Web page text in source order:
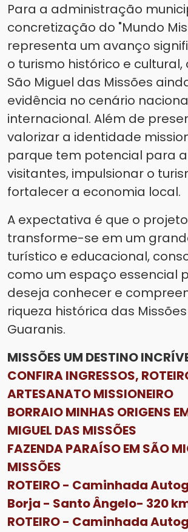
Para a administração
concretização do "Mundo
representa um avanço
o turismo histórico e
São Miguel das Missões
evidência no cenário
internacional. Além de
valorizar a identidade
parque tem potencial para
visitantes, impulsionar o
fortalecer a economia local.
A expectativa é que o projeto
transforme-se em um
turístico e educacional,
como um espaço essencial
deseja conhecer e
riqueza histórica das
Guaranis.
MISSÕES UM DESTINO
CONFIRA INGRESSOS,
ARTESANATO MISSIONEIRO
BORRAIO MINHAS ORIGENS
MIGUEL DAS MISSÕES
FAZENDA PARAÍSO EM SÃO
MISSÕES
ROTEIRO - Caminhada
Borja - Santo Ângelo- 320
ROTEIRO - Caminhada